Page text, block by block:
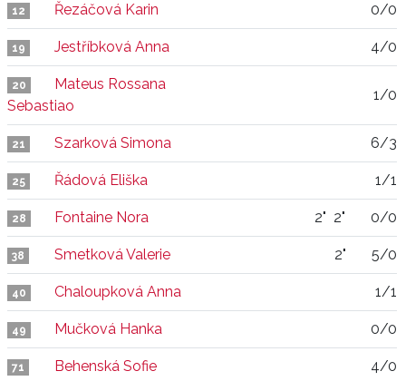
12 Řezáčová Karin 0/0
19 Jestříbková Anna 4/0
20
Mateus Rossana
Sebastiao
1/0
21 Szarková Simona 6/3
25 Řádová Eliška 1/1
28 Fontaine Nora 2" 2" 0/0
38 Smetková Valerie 2" 5/0
40 Chaloupková Anna 1/1
49 Mučková Hanka 0/0
71 Behenská Sofie 4/0